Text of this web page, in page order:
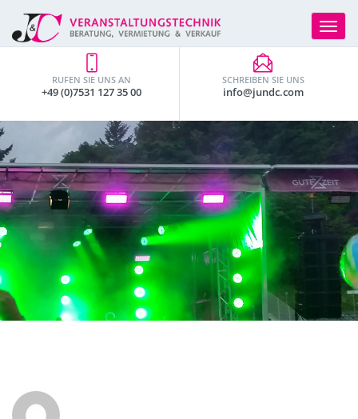
Toggle
SCHREIBEN SIE UNS
info@jundc.com
RUFEN SIE UNS AN
+49 (0)7531 127 35 00